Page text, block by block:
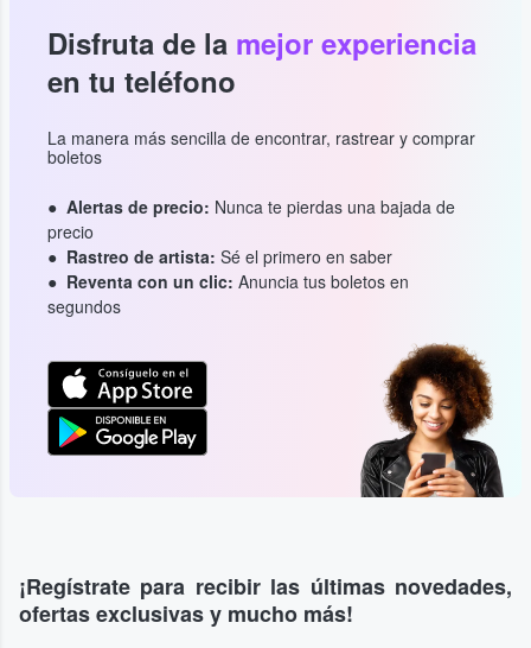
Disfruta de la mejor experiencia
en tu teléfono
La manera más sencilla de encontrar, rastrear y comprar
boletos
Alertas de precio: Nunca te pierdas una bajada de
precio
Rastreo de artista: Sé el primero en saber
Reventa con un clic: Anuncia tus boletos en
segundos
¡Regístrate para recibir las últimas novedades,
ofertas exclusivas y mucho más!